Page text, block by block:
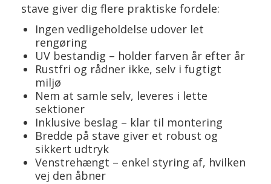
stave giver dig flere praktiske fordele:
Ingen vedligeholdelse udover let
rengøring
UV bestandig – holder farven år efter år
Rustfri og rådner ikke, selv i fugtigt
miljø
Nem at samle selv, leveres i lette
sektioner
Inklusive beslag – klar til montering
Bredde på stave giver et robust og
sikkert udtryk
Venstrehængt – enkel styring af, hvilken
vej den åbner